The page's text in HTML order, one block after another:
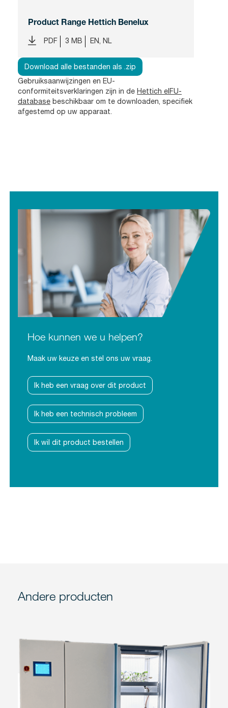
Product Range Hettich Benelux
PDF 3 MB EN, NL
Download alle bestanden als .zip
Gebruiksaanwijzingen en EU-
conformiteitsverklaringen zijn in de Hettich eIFU-
database beschikbaar om te downloaden, specifiek
afgestemd op uw apparaat.
Hoe kunnen we u helpen?
Maak uw keuze en stel ons uw vraag.
Ik heb een vraag over dit product
Ik heb een technisch probleem
Ik wil dit product bestellen
Andere producten